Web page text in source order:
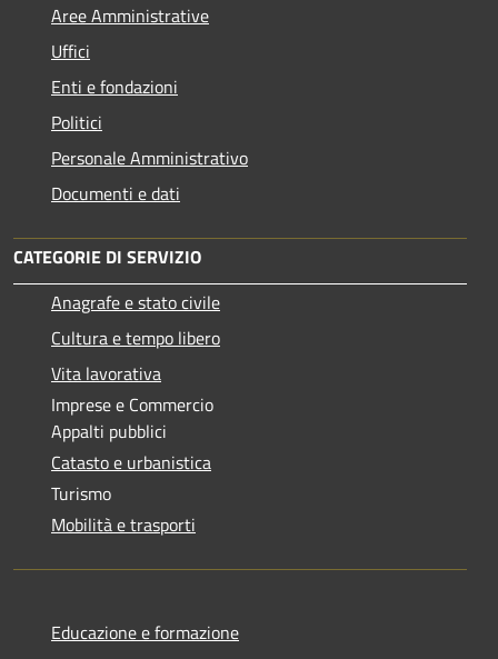
Aree Amministrative
Uffici
Enti e fondazioni
Politici
Personale Amministrativo
Documenti e dati
CATEGORIE DI SERVIZIO
Anagrafe e stato civile
Cultura e tempo libero
Vita lavorativa
Imprese e Commercio
Appalti pubblici
Catasto e urbanistica
Turismo
Mobilità e trasporti
Educazione e formazione